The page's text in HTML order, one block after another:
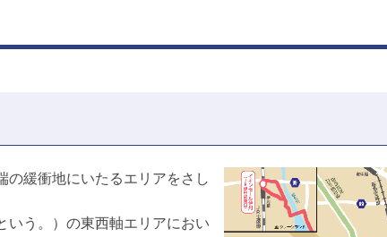
の緩衝地にいたるエリアをさし
いう。）の東西軸エリアにおい